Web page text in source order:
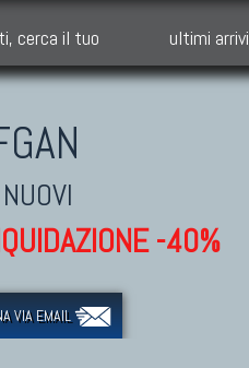
cerca il tuo ultimi arrivi
-40%
VIA EMAIL